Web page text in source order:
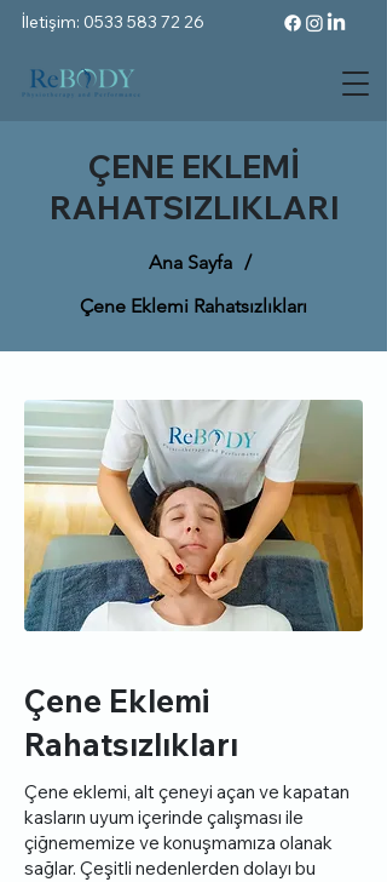
İletişim: 0533 583 72 26
ÇENE EKLEMİ
RAHATSIZLIKLARI
Ana Sayfa /
Çene Eklemi Rahatsızlıkları
Çene Eklemi
Rahatsızlıkları
Çene eklemi, alt çeneyi açan ve kapatan
kasların uyum içerinde çalışması ile
çiğnememize ve konuşmamıza olanak
sağlar. Çeşitli nedenlerden dolayı bu